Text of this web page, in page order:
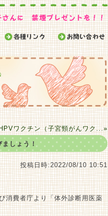
ワクチン（子宮頸がんワク...»
ましょう！
投稿日時:2022/08/10 10:51
消費者庁より「体外診断用医薬